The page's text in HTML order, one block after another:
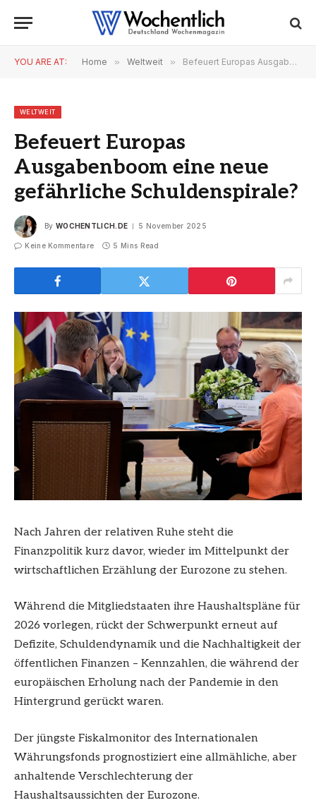
YOU ARE AT: Home » Weltweit » Befeuert Europas Ausgabenboom eine neue gefährliche Schuldenspirale?
WELTWEIT
Befeuert Europas
Ausgabenboom eine neue
gefährliche Schuldenspirale?
By WOCHENTLICH.DE 5 November 2025
Keine Kommentare 5 Mins Read
Nach Jahren der relativen Ruhe steht die
Finanzpolitik kurz davor, wieder im Mittelpunkt der
wirtschaftlichen Erzählung der Eurozone zu stehen.
Während die Mitgliedstaaten ihre Haushaltspläne für
2026 vorlegen, rückt der Schwerpunkt erneut auf
Defizite, Schuldendynamik und die Nachhaltigkeit der
öffentlichen Finanzen – Kennzahlen, die während der
europäischen Erholung nach der Pandemie in den
Hintergrund gerückt waren.
Der jüngste Fiskalmonitor des Internationalen
Währungsfonds prognostiziert eine allmähliche, aber
anhaltende Verschlechterung der
Haushaltsaussichten der Eurozone.